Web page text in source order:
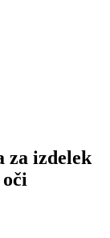
za izdelek